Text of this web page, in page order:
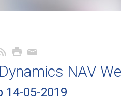
NAV
14-05-2019